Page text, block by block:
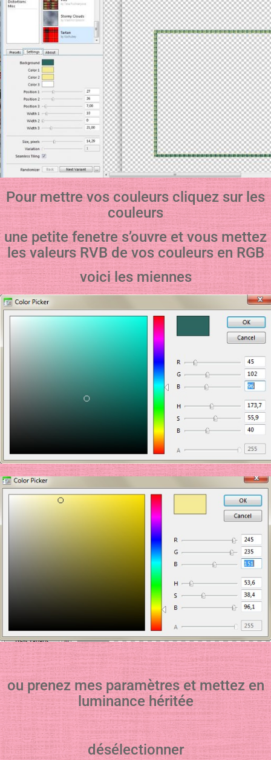
Pour mettre vos couleurs cliquez sur les
couleurs
une petite fenetre s’ouvre et vous mettez
les valeurs RVB de vos couleurs en RGB
voici les miennes
ou prenez mes paramètres et mettez en
luminance héritée
désélectionner